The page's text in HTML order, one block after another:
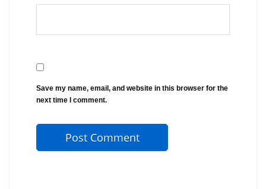
Save my name, email, and website in this browser for the
next time I comment.